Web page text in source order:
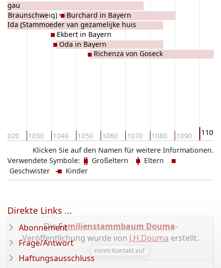
1020 1030 1040 1050 1060 1070 1080 1090 1100
Braunschweig) von
Ida (Stammoeder van gezamelijke huis
Oldenburg) von ElsdorfEkbert in Bayern
Oda in Bayern
Burchard in Bayern
Richenza von Goseck
Klicken Sie auf den Namen für weitere Informationen.
Verwendete Symbole:
Großeltern
Eltern
Geschwister
Kinder
DieFamilienstammbaum Douma-
Veröffentlichung wurde von J.H.Douma erstellt.
nimm Kontakt auf
Direkte Links ...
Abonnement
Frage/Antwort
Haftungsausschluss